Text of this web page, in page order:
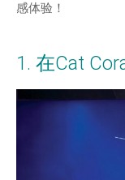
感体验！
1. 在Cat